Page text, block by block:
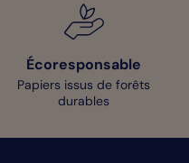
Écoresponsable
Papiers issus de forêts
durables